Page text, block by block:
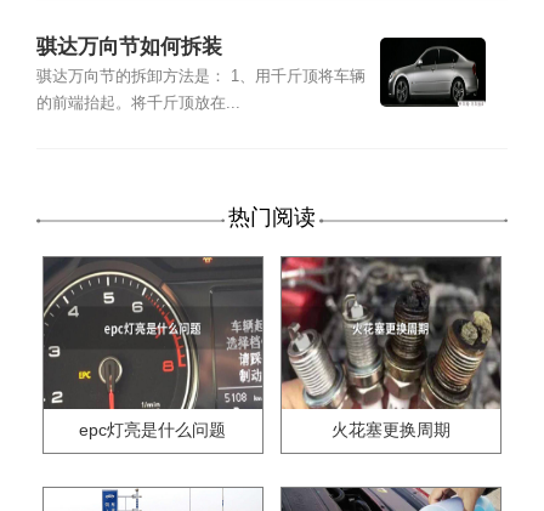
骐达万向节如何拆装
骐达万向节的拆卸方法是： 1、用千斤顶将车辆
的前端抬起。将千斤顶放在...
热门阅读
epc灯亮是什么问题 火花塞更换周期